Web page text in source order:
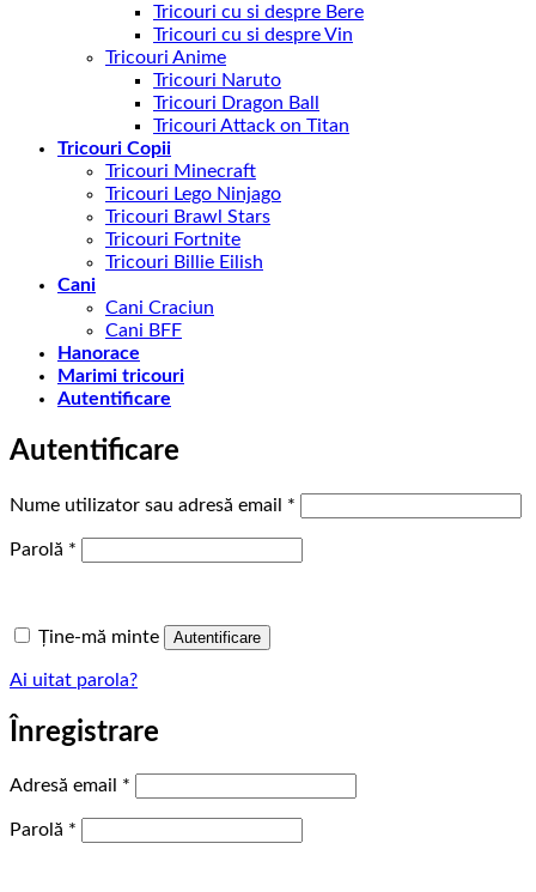
Tricouri cu si despre Bere
Tricouri cu si despre Vin
Tricouri Anime
Tricouri Naruto
Tricouri Dragon Ball
Tricouri Attack on Titan
Tricouri Copii
Tricouri Minecraft
Tricouri Lego Ninjago
Tricouri Brawl Stars
Tricouri Fortnite
Tricouri Billie Eilish
Cani
Cani Craciun
Cani BFF
Hanorace
Marimi tricouri
Autentificare
Autentificare
Nume utilizator sau adresă email *
Parolă *
Ține-mă minte Autentificare
Ai uitat parola?
Înregistrare
Adresă email *
Parolă *